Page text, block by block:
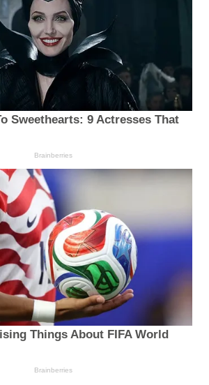
Sweethearts: 9 Actresses That
Brainberries
Things About FIFA World
Brainberries